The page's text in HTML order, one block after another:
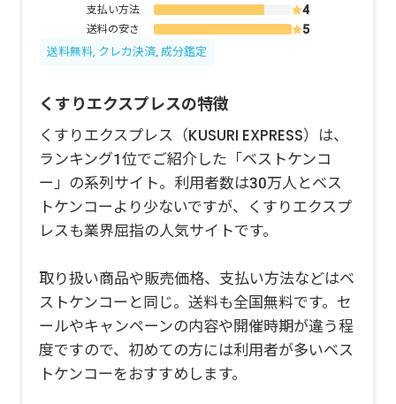
支払い方法
送料の安さ
送料無料, クレカ決済, 成分鑑定
くすりエクスプレスの特徴
くすりエクスプレス（KUSURI EXPRESS）は、
ランキング1位でご紹介した「ベストケンコ
ー」の系列サイト。利用者数は30万人とベス
トケンコーより少ないですが、くすりエクスプ
レスも業界屈指の人気サイトです。
取り扱い商品や販売価格、支払い方法などはベ
ストケンコーと同じ。送料も全国無料です。セ
ールやキャンペーンの内容や開催時期が違う程
度ですので、初めての方には利用者が多いベス
トケンコーをおすすめします。